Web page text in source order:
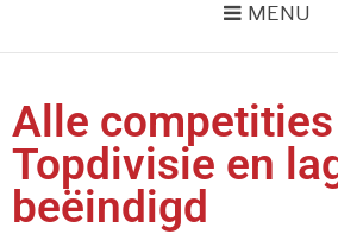
MENU
Alle
Topdivisie en
beëindigd